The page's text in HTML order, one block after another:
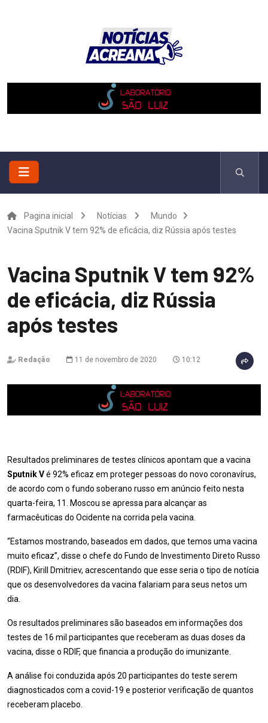
Pagina inicial Notícias
Mundo
Vacina Sputnik V tem 92% de eficácia, diz Rússia após testes
Vacina Sputnik V tem 92%
de eficácia, diz Rússia
após testes
Redação 11 de novembro de 2020 10:12
Resultados preliminares de testes clínicos apontam que a vacina
Sputnik Vé 92% eficaz em proteger pessoas do novo coronavírus,
de acordo com o fundo soberano russo em anúncio feito nesta
quarta-feira, 11. Moscou se apressa para alcançar as
farmacêuticas do Ocidente na corrida pela vacina.
“Estamos mostrando, baseados em dados, que temos uma vacina
muito eficaz”, disse o chefe do Fundo de Investimento Direto Russo
(RDIF), Kirill Dmitriev, acrescentando que esse seria o tipo de notícia
que os desenvolvedores da vacina falariam para seus netos um
dia.
Os resultados preliminares são baseados em informações dos
testes de 16 mil participantes que receberam as duas doses da
vacina, disse o RDIF, que financia a produção do imunizante.
A análise foi conduzida após 20 participantes do teste serem
diagnosticados com a covid-19 e posterior verificação de quantos
receberam placebo.